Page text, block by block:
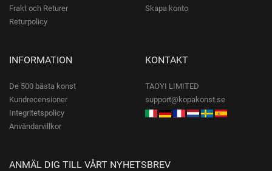
Frakt och Returer
Returpolicy
Skapa konto
INFORMATION
De 500 bästa konst
Kundrecensioner
Integritetspolicy
Användarvillkor
KONTAKT
TAOYI LIMITED
support@kopakonst.se
ANMÄL DIG TILL VÅRT NYHETSBREV